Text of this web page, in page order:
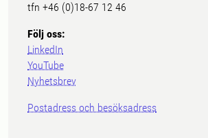
tfn +46 (0)18-67 12 46
Följ oss:
LinkedIn
YouTube
Nyhetsbrev
Postadress och besöksadress